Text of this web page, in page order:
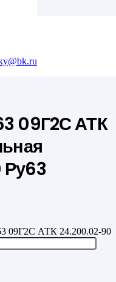
09Г2С АТК
09Г2С АТК 24.200.02-90